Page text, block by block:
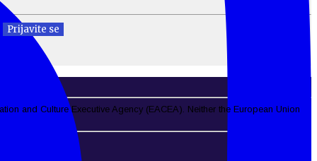
and Culture Executive Agency (EACEA). Neither the European Union